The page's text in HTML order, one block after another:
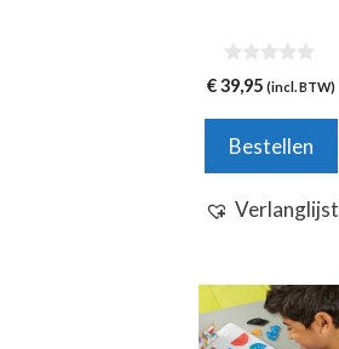
0
v
5
€39,95 (incl. BTW)
Bestellen
Verlanglijst